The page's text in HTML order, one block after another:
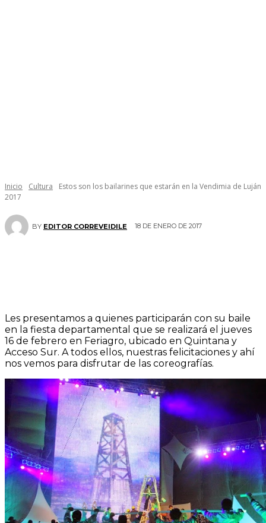
Inicio Cultura
Estos son los bailarines que estarán en la Vendimia de Luján
2017
BY EDITOR CORREVEIDILE 18 DE ENERO DE 2017
Les presentamos a quienes participarán con su baile
en la fiesta departamental que se realizará el jueves
16 de febrero en Feriagro, ubicado en Quintana y
Acceso Sur. A todos ellos, nuestras felicitaciones y ahí
nos vemos para disfrutar de las coreografías.